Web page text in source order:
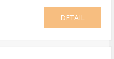
DETAIL